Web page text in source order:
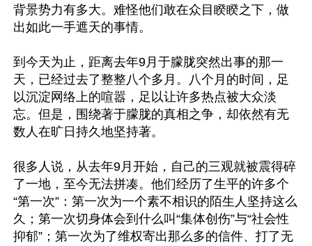
背景势力有多大。难怪他们敢在众目睽睽之下，做
出如此一手遮天的事情。
到今天为止，距离去年9月于朦胧突然出事的那一
天，已经过去了整整八个多月。八个月的时间，足
以沉淀网络上的喧嚣，足以让许多热点被大众淡
忘。但是，围绕著于朦胧的真相之争，却依然有无
数人在旷日持久地坚持著。
很多人说，从去年9月开始，自己的三观就被震得碎
了一地，至今无法拼凑。他们经历了生平的许多个
“第一次”：第一次为一个素不相识的陌生人坚持这么
久；第一次切身体会到什么叫“集体创伤”与“社会性
抑郁”；第一次为了维权寄出那么多的信件、打了无